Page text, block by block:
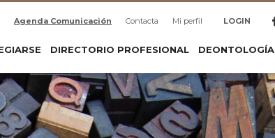
Agenda Comunicación Contacta Mi perfil LOGIN
DIRECTORIO PROFESIONAL
DEONTOLOGÍA